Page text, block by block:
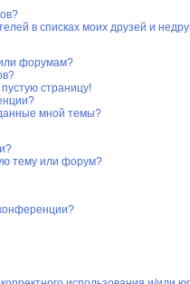
в списках моих друзей и
форумам?
страницу!
мной темы?
тему или форум?